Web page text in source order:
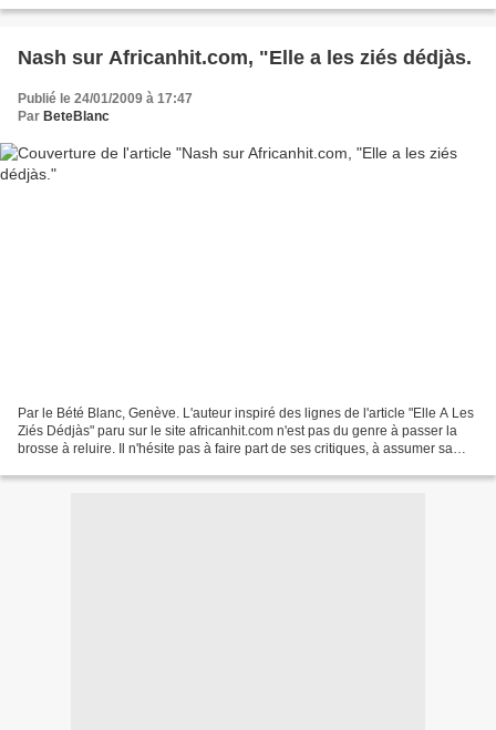
Nash sur Africanhit.com, "Elle a les ziés dédjàs.
Publié le 24/01/2009 à 17:47
Par BeteBlanc
Par le Bété Blanc, Genève. L'auteur inspiré des lignes de l'article "Elle A Les
Ziés Dédjàs" paru sur le site africanhit.com n'est pas du genre à passer la
brosse à reluire. Il n'hésite pas à faire part de ses critiques, à assumer sa